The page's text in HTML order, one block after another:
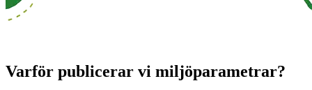
Varför publicerar vi miljöparametrar?